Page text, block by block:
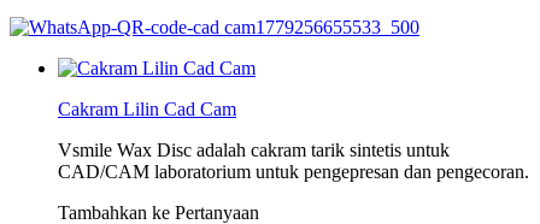
Cakram Lilin Cad Cam
Vsmile Wax Disc adalah cakram tarik sintetis untuk
CAD/CAM laboratorium untuk pengepresan dan pengecoran.
Tambahkan ke Pertanyaan